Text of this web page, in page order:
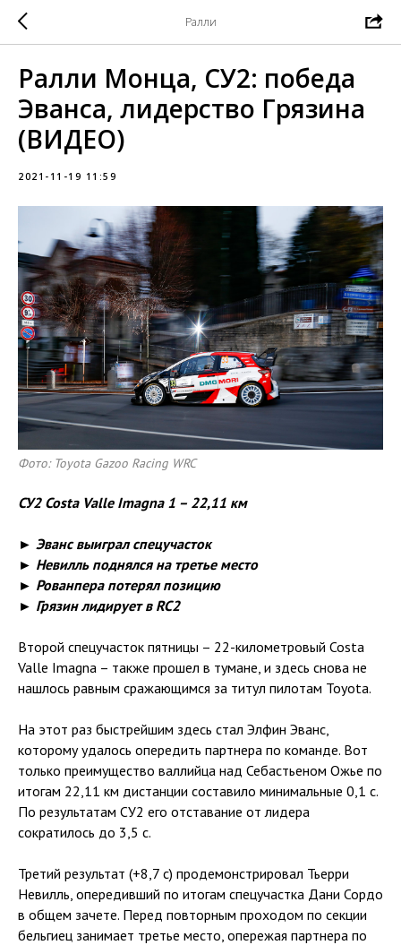
Ралли
Ралли Монца, СУ2: победа
Эванса, лидерство Грязина
(ВИДЕО)
2021-11-19 11:59
Фото: Toyota Gazoo Racing WRC
СУ2 Costa Valle Imagna 1 – 22,11 км
► Эванс выиграл спецучасток
► Невилль поднялся на третье место
► Рованпера потерял позицию
► Грязин лидирует в RC2
Второй спецучасток пятницы – 22-километровый Costa
Valle Imagna – также прошел в тумане, и здесь снова не
нашлось равным сражающимся за титул пилотам Toyota.
На этот раз быстрейшим здесь стал Элфин Эванс,
которому удалось опередить партнера по команде. Вот
только преимущество валлийца над Себастьеном Ожье по
итогам 22,11 км дистанции составило минимальные 0,1 с.
По результатам СУ2 его отставание от лидера
сократилось до 3,5 с.
Третий результат (+8,7 с) продемонстрировал Тьерри
Невилль, опередивший по итогам спецучастка Дани Сордо
в общем зачете. Перед повторным проходом по секции
бельгиец занимает третье место, опережая партнера по